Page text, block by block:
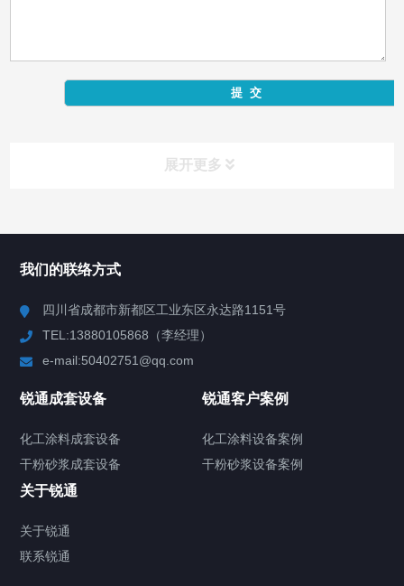
展开更多
混合机
输送机
化工涂料设备
我们的联络方式
四川省成都市新都区工业东区永达路1151号
TEL:13880105868（李经理）
e-mail:50402751@qq.com
锐通成套设备
化工涂料成套设备
干粉砂浆成套设备
锐通客户案例
化工涂料设备案例
干粉砂浆设备案例
关于锐通
关于锐通
联系锐通